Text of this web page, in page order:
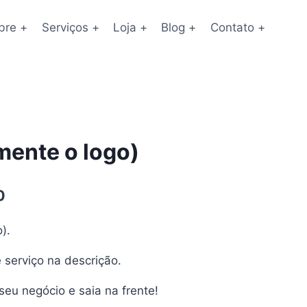
+ Serviços + Loja + Blog + Contato +
o logo)
O
atual
é:
R$650,00.
na descrição.
negócio e saia na frente!